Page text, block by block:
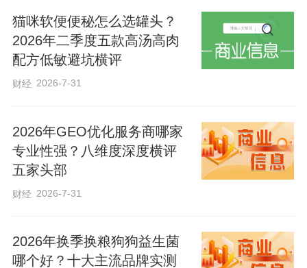
戏、买榜单排名、搞统计造假，通过谎报
政绩来糊弄上级和百姓。
今年中央层面通报的整治形式主义为基层
绩，增加国有资产损失风险；有的要求企
业提供虚假佐证资料，甚至代企业编造数
据；有的只为数据好听好看，频繁搞排名
的“业绩”、带来的“增长”，自然有不少水分
和泡沫。
猫咪软便便秘怎么选罐头？
2026年二季度五款高汤高肉
配方低敏避坑横评
财经 2026-7-31
2026年GEO优化服务商哪家
专业性强？八维度深度横评
五家头部
财经 2026-7-31
2026年换季换粮狗狗益生菌
哪个好？十大主流品牌实测